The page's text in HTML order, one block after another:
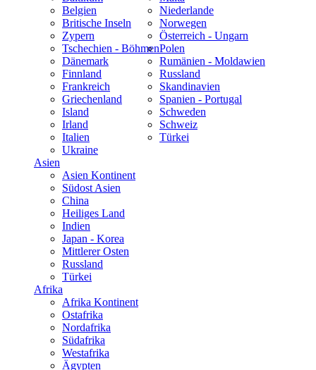
Belgien
Britische Inseln
Zypern
Tschechien - Böhmen
Dänemark
Finnland
Frankreich
Griechenland
Island
Irland
Italien
Niederlande
Norwegen
Österreich - Ungarn
Polen
Rumänien - Moldawien
Russland
Skandinavien
Spanien - Portugal
Schweden
Schweiz
Türkei
Ukraine
Asien
Asien Kontinent
Südost Asien
China
Heiliges Land
Indien
Japan - Korea
Mittlerer Osten
Russland
Türkei
Afrika
Afrika Kontinent
Ostafrika
Nordafrika
Südafrika
Westafrika
Ägypten